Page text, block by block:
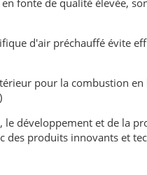
d'air préchauffé évite
pour la combustion
le développement et de la
produits innovants et